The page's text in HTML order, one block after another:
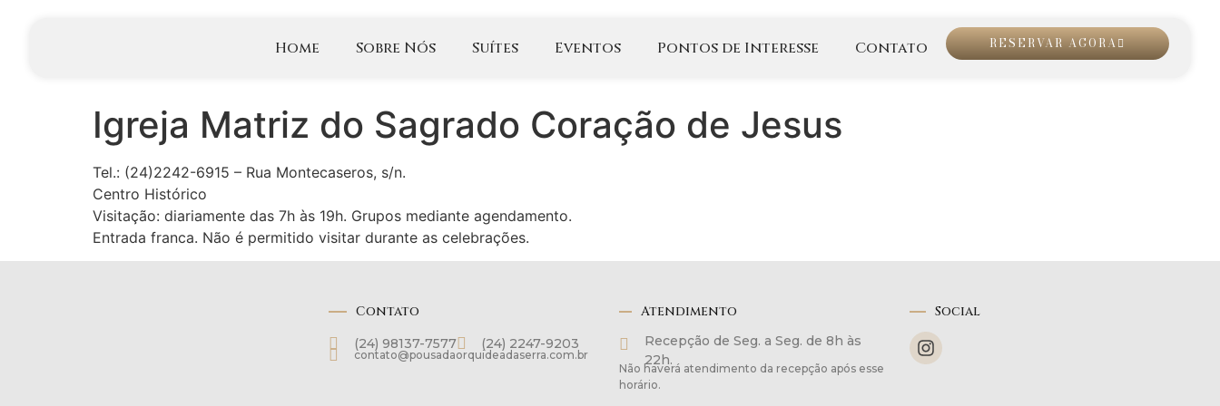
Home Sobre Nós Suítes Eventos Pontos de Interesse Contato RESERVAR AGORA
Igreja Matriz do Sagrado Coração de Jesus
Tel.: (24)2242-6915 – Rua Montecaseros, s/n.
Centro Histórico
Visitação: diariamente das 7h às 19h. Grupos mediante agendamento.
Entrada franca. Não é permitido visitar durante as celebrações.
Contato
(24) 98137-7577 (24) 2247-9203
contato@pousadaorquideadaserra.com.br
Atendimento
Recepção de Seg. a Seg. de 8h às
22h.
Não haverá atendimento da recepção após esse
horário.
Social